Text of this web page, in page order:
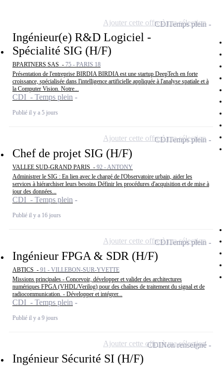
Ingénieur(e) R&D Logiciel -
Spécialité SIG (H/F)
BPARTNERS SAS - 75 - PARIS 18
Présentation de l'entreprise BIRDIA BIRDIA est une startup DeepTech en forte
croissance, spécialisée dans l'intelligence artificielle appliquée à l'analyse spatiale et à
la Computer Vision. Notre...
CDI - Temps plein
Publié il y a 5 jours
CDITemps plein
Ajouter cette offre à ma sélection
Chef de projet SIG (H/F)
VALLEE SUD-GRAND PARIS - 92 - ANTONY
Administrer le SIG : En lien avec le chargé de l'Observatoire urbain, aider les
services à hiérarchiser leurs besoins Définir les procédures d'acquisition et de mise à
jour des données...
CDI - Temps plein
Publié il y a 16 jours
CDITemps plein
Ajouter cette offre à ma sélection
Ingénieur FPGA & SDR (H/F)
ABTICS - 91 - VILLEBON-SUR-YVETTE
Missions principales - Concevoir, développer et valider des architectures
numériques FPGA (VHDL/Verilog) pour des chaînes de traitement du signal et de
radiocommunication. - Développer et intégrer...
CDI - Temps plein
Publié il y a 9 jours
CDITemps plein
Ajouter cette offre à ma sélection
Ingénieur Sécurité SI (H/F)
CDINon renseigné
Ajouter cette offre à ma sélection